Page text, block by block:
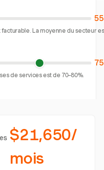
La moyenne du secteur
de services est de 70–80%.
$21,650/
mois